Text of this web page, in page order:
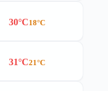
30°C18°C
31°C21°C